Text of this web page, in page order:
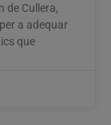
de Cullera,
a adequar
que